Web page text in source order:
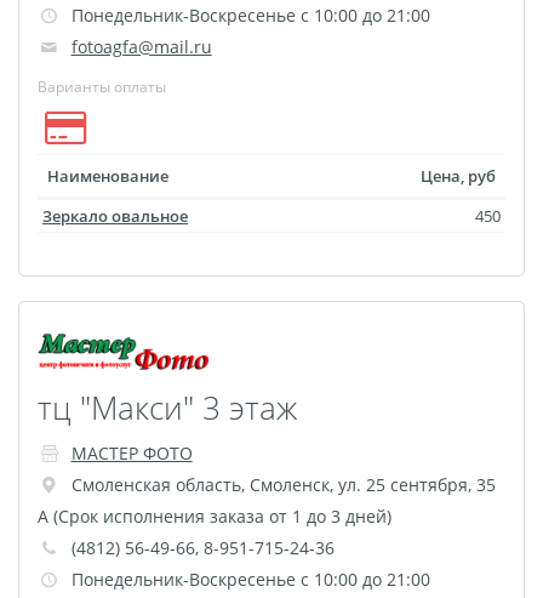
Календари настенные с
блоком
Елочный шарик
(новогод. игрушки)
Таблички на
Номер на коляску
Конверты
Пластиковые карты
Флаги
Футляр для CD/DVD
Костеры
Зеркала
Фотокамни
Фотооткрытка
Грамоты и дипломы
Понедельник-Воскресенье с 10:00 до 21:00
fotoagfa@mail.ru
Варианты оплаты
Наименование
Цена, руб
Зеркало овальное
450
тц "Макси" 3 этаж
МАСТЕР ФОТО
Смоленская область, Смоленск, ул. 25 сентября, 35
А (Срок исполнения заказа от 1 до 3 дней)
(4812) 56-49-66, 8-951-715-24-36
Понедельник-Воскресенье с 10:00 до 21:00